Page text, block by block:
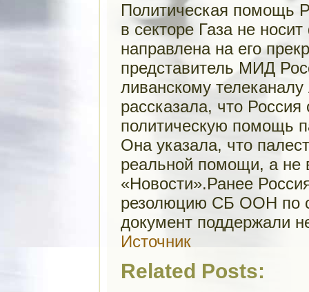
Политическая помощь
в секторе Газа не
направлена на его
представитель МИД
ливанскому
рассказала, что
политическую помощь
Она указала, что
реальной помощи, а не
«Новости».Ранее
резолюцию СБ ООН по
документ поддержали
Источник
Related Posts: